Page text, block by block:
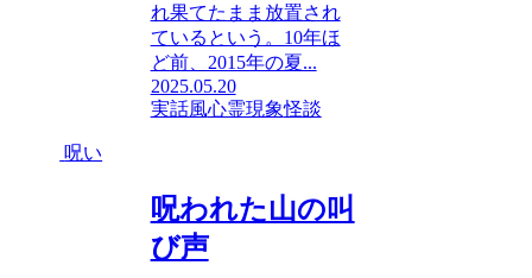
れ果てたまま放置され
ているという。10年ほ
ど前、2015年の夏...
2025.05.20
実話風心霊現象怪談
呪い
呪われた山の叫
び声